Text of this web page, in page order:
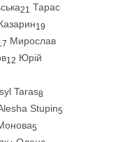
21 Тарас
19
Мирослав
12 Юрій
Taras8
Stupin5
5